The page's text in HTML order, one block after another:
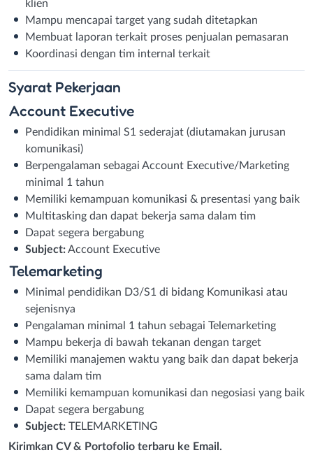
klien
Mampu mencapai target yang sudah ditetapkan
Membuat laporan terkait proses penjualan pemasaran
Koordinasi dengan tim internal terkait
Syarat Pekerjaan
Account Executive
Pendidikan minimal S1 sederajat (diutamakan jurusan
komunikasi)
Berpengalaman sebagai Account Executive/Marketing
minimal 1 tahun
Memiliki kemampuan komunikasi & presentasi yang baik
Multitasking dan dapat bekerja sama dalam tim
Dapat segera bergabung
Subject:Account Executive
Telemarketing
Minimal pendidikan D3/S1 di bidang Komunikasi atau
sejenisnya
Pengalaman minimal 1 tahun sebagai Telemarketing
Mampu bekerja di bawah tekanan dengan target
Memiliki manajemen waktu yang baik dan dapat bekerja
sama dalam tim
Memiliki kemampuan komunikasi dan negosiasi yang baik
Dapat segera bergabung
Subject: TELEMARKETING
Kirimkan CV & Portofolio terbaru ke Email.